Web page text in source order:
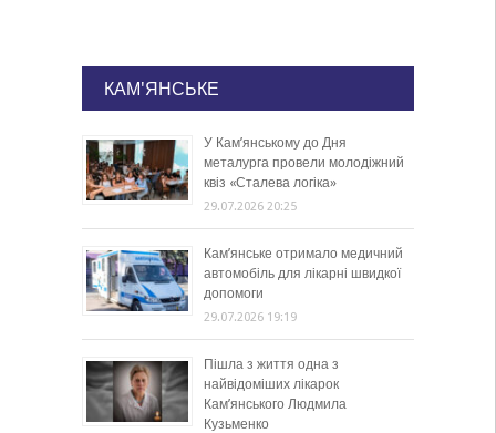
КАМ'ЯНСЬКЕ
У Кам’янському до Дня
металурга провели молодіжний
квіз «Сталева логіка»
29.07.2026 20:25
Кам’янське отримало медичний
автомобіль для лікарні швидкої
допомоги
29.07.2026 19:19
Пішла з життя одна з
найвідоміших лікарок
Кам’янського Людмила
Кузьменко